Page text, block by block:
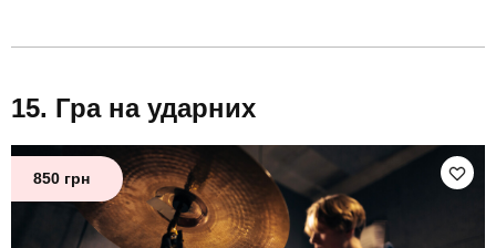
Гра на ударних
850 грн